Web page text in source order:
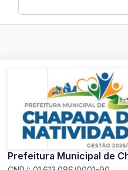
Prefeitura Municipal de